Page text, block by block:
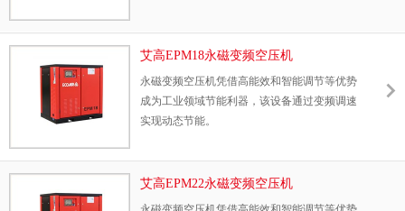
艾高EPM18永磁变频空压机
永磁变频空压机凭借高能效和智能调节等优势
成为工业领域节能利器，该设备通过变频调速
实现动态节能。
艾高EPM22永磁变频空压机